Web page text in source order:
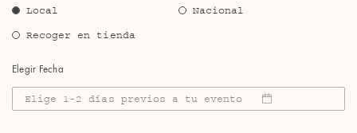
Local Nacional
Recoger en tienda
Elegir Fecha
Elige 1-2 días previos a tu evento